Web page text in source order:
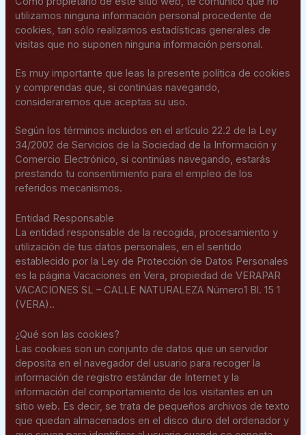
utilizamos ninguna información personal procedente de
cookies, tan sólo realizamos estadísticas generales de
visitas que no suponen ninguna información personal.
Es muy importante que leas la presente política de cookies
y comprendas que, si continúas navegando,
consideraremos que aceptas su uso.
Según los términos incluidos en el artículo 22.2 de la Ley
34/2002 de Servicios de la Sociedad de la Información y
Comercio Electrónico, si continúas navegando, estarás
prestando tu consentimiento para el empleo de los
referidos mecanismos.
Entidad Responsable
La entidad responsable de la recogida, procesamiento y
utilización de tus datos personales, en el sentido
establecido por la Ley de Protección de Datos Personales
es la página Vacaciones en Vera, propiedad de VERAPAR
VACACIONES SL – CALLE NATURALEZA Número1 Bl. 15 1
(VERA)..
¿Qué son las cookies?
Las cookies son un conjunto de datos que un servidor
deposita en el navegador del usuario para recoger la
información de registro estándar de Internet y la
información del comportamiento de los visitantes en un
sitio web. Es decir, se trata de pequeños archivos de texto
que quedan almacenados en el disco duro del ordenador y